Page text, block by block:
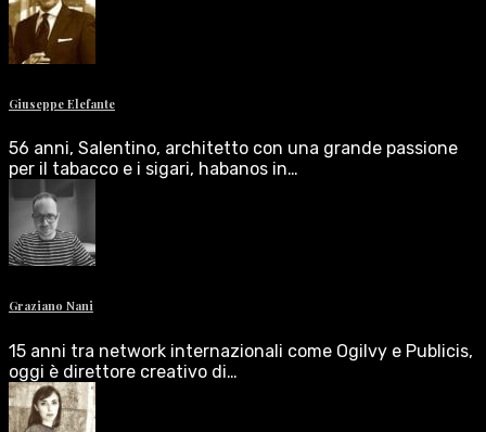
Giuseppe Elefante
56 anni, Salentino, architetto con una grande passione
per il tabacco e i sigari, habanos in…
Graziano Nani
15 anni tra network internazionali come Ogilvy e Publicis,
oggi è direttore creativo di…